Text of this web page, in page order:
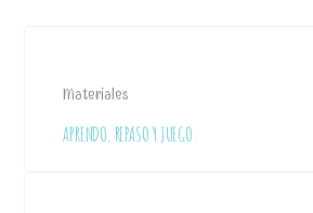
Materiales
APRENDO, REPASO Y JUEGO.